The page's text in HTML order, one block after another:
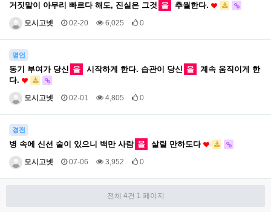
거짓말이 아무리 빠르다 해도, 진실은 그것 을 추월한다.
모시고넷 02-20 6,025 0
명언
동기 부여가 당신 을 시작하게 한다. 습관이 당신 을
계속 움직이게 한
다.
모시고넷 02-01 4,805 0
경전
병 속에 신선 술이 있으니 백만 사람 을 살릴 만하도다
모시고넷 07-06 3,952 0
전체 4건 1 페이지